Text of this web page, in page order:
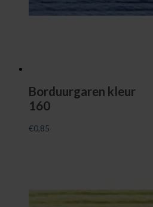
Borduurgaren kleur
160
€0,85